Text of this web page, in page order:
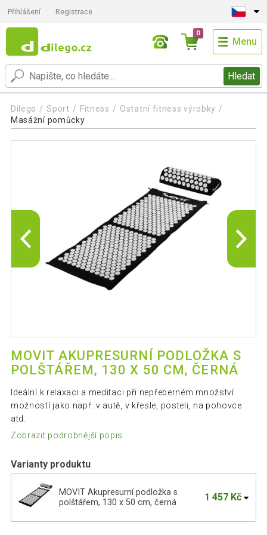
Přihlášení Registrace
Hledat
0
Menu
Dilego Sport Fitness
Ostatní fitness výrobky
Masážní pomůcky
MOVIT AKUPRESURNÍ PODLOŽKA S
POLŠTÁŘEM, 130 X 50 CM, ČERNÁ
Ideální k relaxaci a meditaci při nepřeberném množství
možností jako např. v autě, v křesle, posteli, na pohovce
atd.
Zobrazit podrobnější popis
Varianty produktu
MOVIT Akupresurní podložka s
polštářem, 130 x 50 cm, černá
1 457 Kč